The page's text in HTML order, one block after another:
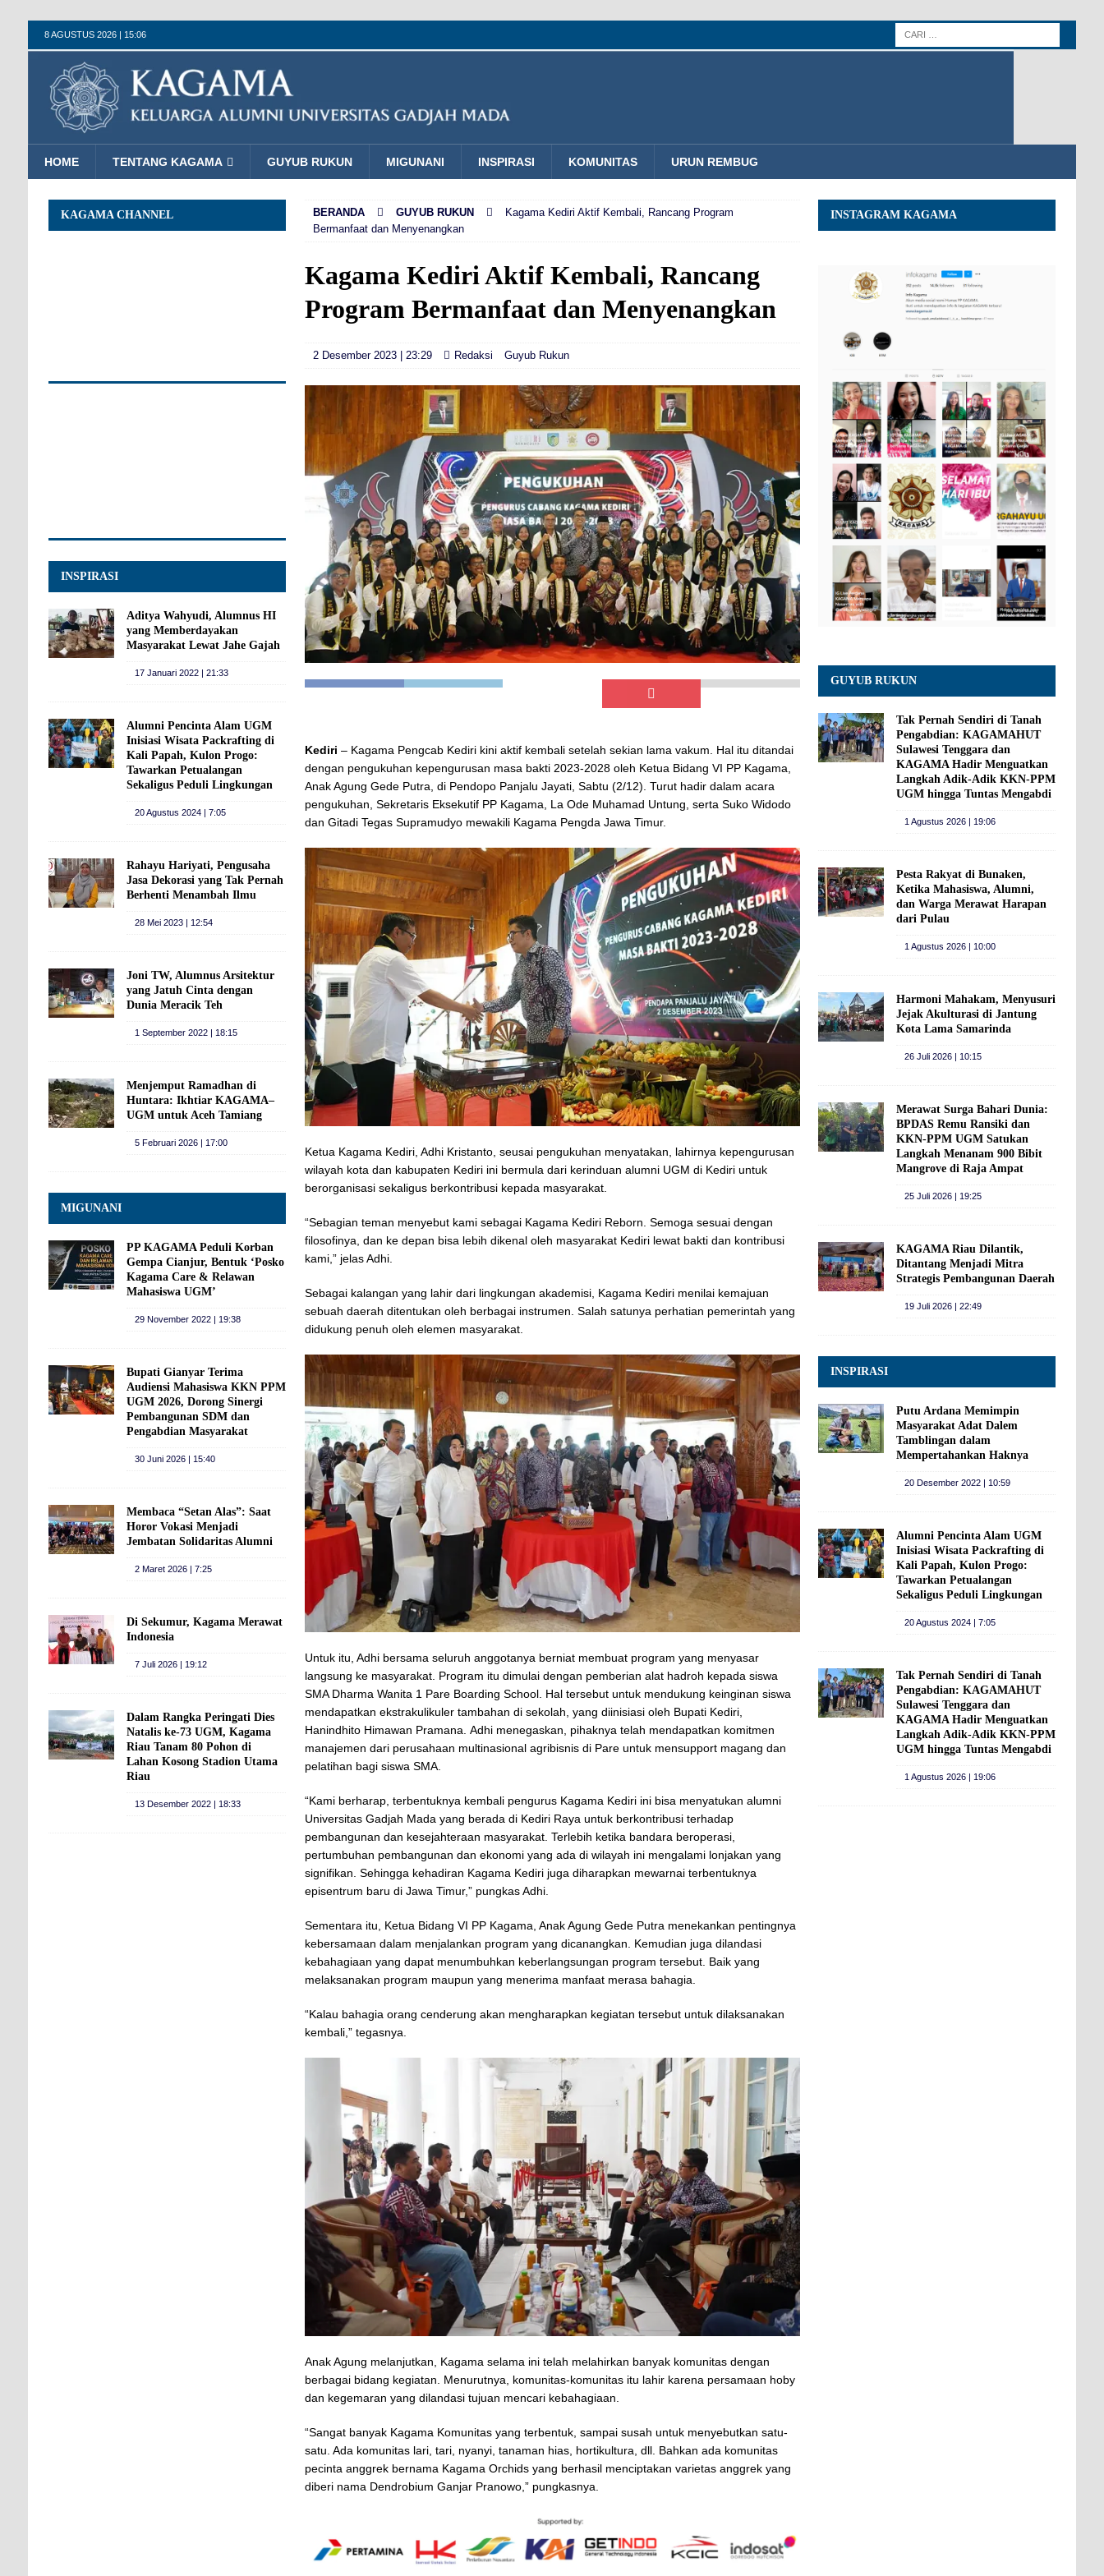
8 AGUSTUS 2026 | 15:06
HOME TENTANG KAGAMA GUYUB RUKUN MIGUNANI INSPIRASI KOMUNITAS URUN REMBUG
BERANDA GUYUB RUKUN
Kagama Kediri Aktif Kembali, Rancang Program
Bermanfaat dan Menyenangkan
Kagama Kediri Aktif Kembali, Rancang
Program Bermanfaat dan Menyenangkan
2 Desember 2023 | 23:29 Redaksi Guyub Rukun
Kediri – Kagama Pengcab Kediri kini aktif kembali setelah sekian lama vakum. Hal itu ditandai
dengan pengukuhan kepengurusan masa bakti 2023-2028 oleh Ketua Bidang VI PP Kagama,
Anak Agung Gede Putra, di Pendopo Panjalu Jayati, Sabtu (2/12). Turut hadir dalam acara
pengukuhan, Sekretaris Eksekutif PP Kagama, La Ode Muhamad Untung, serta Suko Widodo
dan Gitadi Tegas Supramudyo mewakili Kagama Pengda Jawa Timur.
Ketua Kagama Kediri, Adhi Kristanto, seusai pengukuhan menyatakan, lahirnya kepengurusan
wilayah kota dan kabupaten Kediri ini bermula dari kerinduan alumni UGM di Kediri untuk
berorganisasi sekaligus berkontribusi kepada masyarakat.
“Sebagian teman menyebut kami sebagai Kagama Kediri Reborn. Semoga sesuai dengan
filosofinya, dan ke depan bisa lebih dikenal oleh masyarakat Kediri lewat bakti dan kontribusi
kami,” jelas Adhi.
Sebagai kalangan yang lahir dari lingkungan akademisi, Kagama Kediri menilai kemajuan
sebuah daerah ditentukan oleh berbagai instrumen. Salah satunya perhatian pemerintah yang
didukung penuh oleh elemen masyarakat.
Untuk itu, Adhi bersama seluruh anggotanya berniat membuat program yang menyasar
langsung ke masyarakat. Program itu dimulai dengan pemberian alat hadroh kepada siswa
SMA Dharma Wanita 1 Pare Boarding School. Hal tersebut untuk mendukung keinginan siswa
mendapatkan ekstrakulikuler tambahan di sekolah, yang diinisiasi oleh Bupati Kediri,
Hanindhito Himawan Pramana. Adhi menegaskan, pihaknya telah mendapatkan komitmen
manajemen dari perusahaan multinasional agribisnis di Pare untuk mensupport magang dan
pelatihan bagi siswa SMA.
“Kami berharap, terbentuknya kembali pengurus Kagama Kediri ini bisa menyatukan alumni
Universitas Gadjah Mada yang berada di Kediri Raya untuk berkontribusi terhadap
pembangunan dan kesejahteraan masyarakat. Terlebih ketika bandara beroperasi,
pertumbuhan pembangunan dan ekonomi yang ada di wilayah ini mengalami lonjakan yang
signifikan. Sehingga kehadiran Kagama Kediri juga diharapkan mewarnai terbentuknya
episentrum baru di Jawa Timur,” pungkas Adhi.
Sementara itu, Ketua Bidang VI PP Kagama, Anak Agung Gede Putra menekankan pentingnya
kebersamaan dalam menjalankan program yang dicanangkan. Kemudian juga dilandasi
kebahagiaan yang dapat menumbuhkan keberlangsungan program tersebut. Baik yang
melaksanakan program maupun yang menerima manfaat merasa bahagia.
“Kalau bahagia orang cenderung akan mengharapkan kegiatan tersebut untuk dilaksanakan
kembali,” tegasnya.
Anak Agung melanjutkan, Kagama selama ini telah melahirkan banyak komunitas dengan
berbagai bidang kegiatan. Menurutnya, komunitas-komunitas itu lahir karena persamaan hoby
dan kegemaran yang dilandasi tujuan mencari kebahagiaan.
“Sangat banyak Kagama Komunitas yang terbentuk, sampai susah untuk menyebutkan satu-
satu. Ada komunitas lari, tari, nyanyi, tanaman hias, hortikultura, dll. Bahkan ada komunitas
pecinta anggrek bernama Kagama Orchids yang berhasil menciptakan varietas anggrek yang
diberi nama Dendrobium Ganjar Pranowo,” pungkasnya.
KAGAMA CHANNEL
INSPIRASI
Aditya Wahyudi, Alumnus HI
yang Memberdayakan
Masyarakat Lewat Jahe Gajah
17 Januari 2022 | 21:33
Alumni Pencinta Alam UGM
Inisiasi Wisata Packrafting di
Kali Papah, Kulon Progo:
Tawarkan Petualangan
Sekaligus Peduli Lingkungan
20 Agustus 2024 | 7:05
Rahayu Hariyati, Pengusaha
Jasa Dekorasi yang Tak Pernah
Berhenti Menambah Ilmu
28 Mei 2023 | 12:54
Joni TW, Alumnus Arsitektur
yang Jatuh Cinta dengan
Dunia Meracik Teh
1 September 2022 | 18:15
Menjemput Ramadhan di
Huntara: Ikhtiar KAGAMA–
UGM untuk Aceh Tamiang
5 Februari 2026 | 17:00
MIGUNANI
PP KAGAMA Peduli Korban
Gempa Cianjur, Bentuk ‘Posko
Kagama Care & Relawan
Mahasiswa UGM’
29 November 2022 | 19:38
Bupati Gianyar Terima
Audiensi Mahasiswa KKN PPM
UGM 2026, Dorong Sinergi
Pembangunan SDM dan
Pengabdian Masyarakat
30 Juni 2026 | 15:40
Membaca “Setan Alas”: Saat
Horor Vokasi Menjadi
Jembatan Solidaritas Alumni
2 Maret 2026 | 7:25
Di Sekumur, Kagama Merawat
Indonesia
7 Juli 2026 | 19:12
Dalam Rangka Peringati Dies
Natalis ke-73 UGM, Kagama
Riau Tanam 80 Pohon di
Lahan Kosong Stadion Utama
Riau
13 Desember 2022 | 18:33
INSTAGRAM KAGAMA
GUYUB RUKUN
Tak Pernah Sendiri di Tanah
Pengabdian: KAGAMAHUT
Sulawesi Tenggara dan
KAGAMA Hadir Menguatkan
Langkah Adik-Adik KKN-PPM
UGM hingga Tuntas Mengabdi
1 Agustus 2026 | 19:06
Pesta Rakyat di Bunaken,
Ketika Mahasiswa, Alumni,
dan Warga Merawat Harapan
dari Pulau
1 Agustus 2026 | 10:00
Harmoni Mahakam, Menyusuri
Jejak Akulturasi di Jantung
Kota Lama Samarinda
26 Juli 2026 | 10:15
Merawat Surga Bahari Dunia:
BPDAS Remu Ransiki dan
KKN-PPM UGM Satukan
Langkah Menanam 900 Bibit
Mangrove di Raja Ampat
25 Juli 2026 | 19:25
KAGAMA Riau Dilantik,
Ditantang Menjadi Mitra
Strategis Pembangunan Daerah
19 Juli 2026 | 22:49
INSPIRASI
Putu Ardana Memimpin
Masyarakat Adat Dalem
Tamblingan dalam
Mempertahankan Haknya
20 Desember 2022 | 10:59
Alumni Pencinta Alam UGM
Inisiasi Wisata Packrafting di
Kali Papah, Kulon Progo:
Tawarkan Petualangan
Sekaligus Peduli Lingkungan
20 Agustus 2024 | 7:05
Tak Pernah Sendiri di Tanah
Pengabdian: KAGAMAHUT
Sulawesi Tenggara dan
KAGAMA Hadir Menguatkan
Langkah Adik-Adik KKN-PPM
UGM hingga Tuntas Mengabdi
1 Agustus 2026 | 19:06